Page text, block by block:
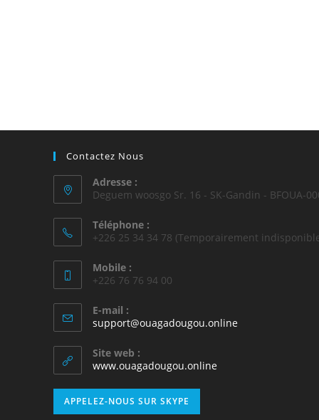
Contactez Nous
Adresse :
Deguem woosgo Sr. 16 - SK-Gandin - BFOUA-
Téléphone :
+226 25 34 34 78 (Temporairement
Mobile :
+226 76 76 94 00
E-mail :
support@ouagadougou.online
Site web :
www.ouagadougou.online
APPELEZ-NOUS SUR SKYPE